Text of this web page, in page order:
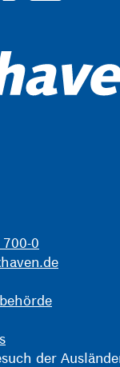
0
der